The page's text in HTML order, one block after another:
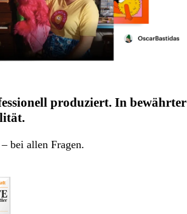
produziert. In bewährter
– bei allen Fragen.